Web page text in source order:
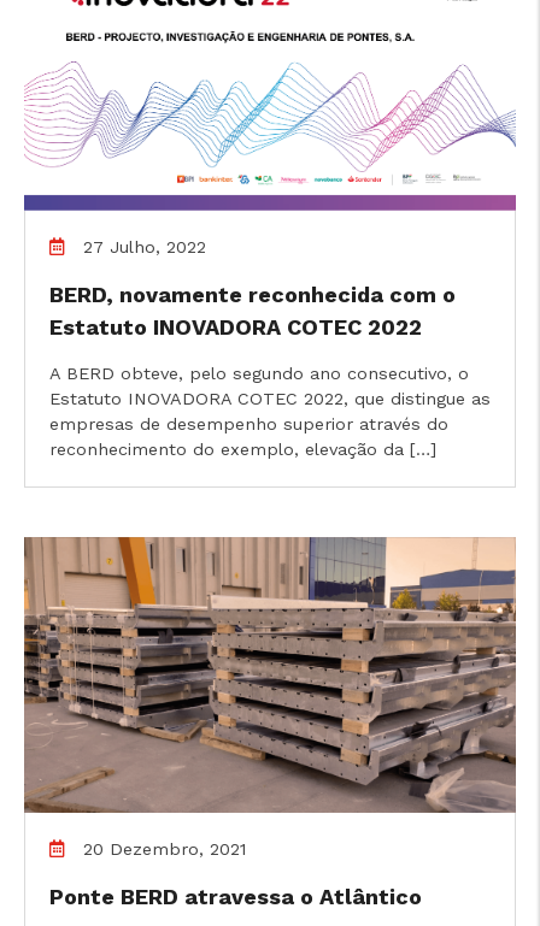
27 Julho, 2022
BERD, novamente reconhecida com o
Estatuto INOVADORA COTEC 2022
A BERD obteve, pelo segundo ano consecutivo, o
Estatuto INOVADORA COTEC 2022, que distingue as
empresas de desempenho superior através do
reconhecimento do exemplo, elevação da […]
20 Dezembro, 2021
Ponte BERD atravessa o Atlântico